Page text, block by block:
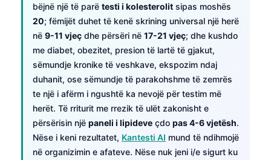
bëjnë një të parë testi i kolesterolit sipas moshës
20; fëmijët duhet të kenë skrining universal një herë
në 9-11 vjeç dhe përsëri në 17-21 vjeç; dhe kushdo
me diabet, obezitet, presion të lartë të gjakut,
sëmundje kronike të veshkave, ekspozim ndaj
duhanit, ose sëmundje të parakohshme të zemrës
te një i afërm i ngushtë ka nevojë për testim më
herët. Të rriturit me rrezik të ulët zakonisht e
përsërisin një paneli i lipideve çdo pas 4-6 vjetësh.
Nëse i keni rezultatet, Kantesti AI mund të ndihmojë
në organizimin e afateve. Nëse nuk jeni i/e sigurt ku